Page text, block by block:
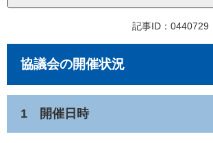
記事ID：0440729
協議会の開催状況
1 開催日時